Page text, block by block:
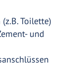
Toilette)
und